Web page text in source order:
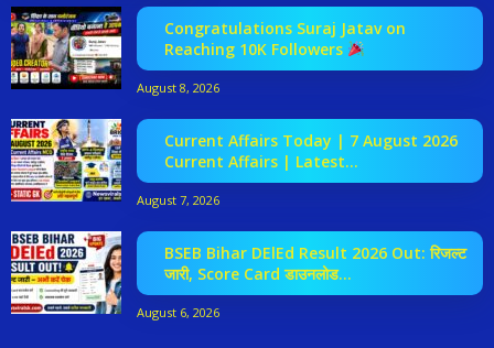
Congratulations Suraj Jatav on
Reaching 10K Followers
August 8, 2026
Current Affairs Today | 7 August 2026
Current Affairs | Latest...
August 7, 2026
BSEB Bihar DElEd Result 2026 Out: रिजल्ट
जारी, Score Card डाउनलोड...
August 6, 2026